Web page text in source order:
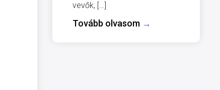
vevők, […]
Tovább olvasom →